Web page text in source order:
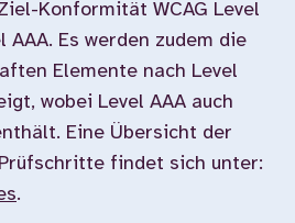
Konformität WCAG Level
AAA. Es werden zudem die
Elemente nach Level
wobei Level AAA auch
Eine Übersicht der
findet sich unter:
.